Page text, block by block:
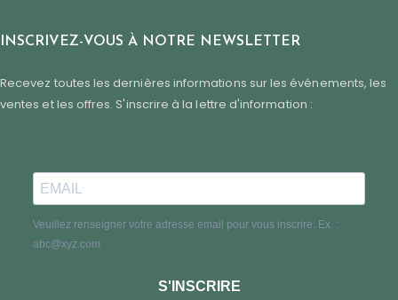
INSCRIVEZ-VOUS À NOTRE NEWSLETTER
Recevez toutes les dernières informations sur les événements, les
ventes et les offres. S'inscrire à la lettre d'information :
Veuillez renseigner votre adresse email pour vous inscrire. Ex. :
abc@xyz.com
S'INSCRIRE